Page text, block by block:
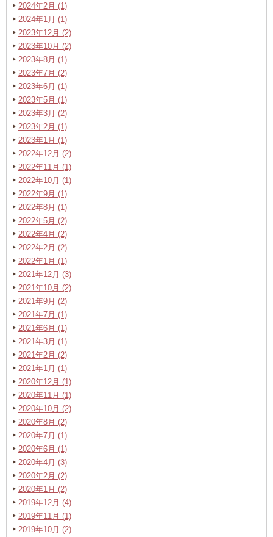
2024年2月 (1)
2024年1月 (1)
2023年12月 (2)
2023年10月 (2)
2023年8月 (1)
2023年7月 (2)
2023年6月 (1)
2023年5月 (1)
2023年3月 (2)
2023年2月 (1)
2023年1月 (1)
2022年12月 (2)
2022年11月 (1)
2022年10月 (1)
2022年9月 (1)
2022年8月 (1)
2022年5月 (2)
2022年4月 (2)
2022年2月 (2)
2022年1月 (1)
2021年12月 (3)
2021年10月 (2)
2021年9月 (2)
2021年7月 (1)
2021年6月 (1)
2021年3月 (1)
2021年2月 (2)
2021年1月 (1)
2020年12月 (1)
2020年11月 (1)
2020年10月 (2)
2020年8月 (2)
2020年7月 (1)
2020年6月 (1)
2020年4月 (3)
2020年2月 (2)
2020年1月 (2)
2019年12月 (4)
2019年11月 (1)
2019年10月 (2)